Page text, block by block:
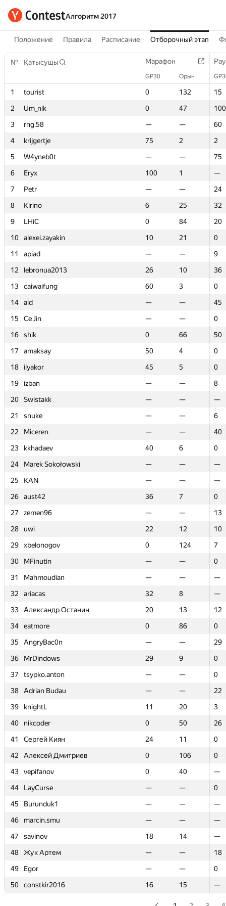
Алгоритм 2017
Положение Правила Расписание Отборочный этап
№ Қатысушы Марафон
GP30 Орын
1 tourist 0 132
15
2
Um_nik 0 47
100
3
rng.58 — —
60
4
krijgertje 75 2
2
5
W4yneb0t — —
75
6
Eryx 100 1
—
7
Petr — —
24
8
Kirino 6 25
32
9
LHiC 0 84
20
10
alexei.zayakin 10 21
0
11
apiad — —
9
12
lebronua2013 26 10
36
13
caiwaifung 60 3
0
14
aid — —
45
15
Ce Jin — —
0
16
shik 0 66
50
17
amaksay 50 4
0
18
ilyakor 45 5
0
19
izban — —
8
20
Swistakk — —
—
21
snuke — —
6
22
Miceren — —
40
23
kkhadaev 40 6
0
24
Marek Sokołowski — —
—
25
KAN — —
—
26
aust42 36 7
0
27
zemen96 — —
13
28
uwi 22 12
10
29
xbelonogov 0 124
7
30
MFinutin — —
0
31
Mahmoudian — —
—
32
ariacas 32 8
—
33
Александр Останин 20 13
12
34
eatmore 0 86
0
35
AngryBac0n — —
29
36
MrDindows 29 9
0
37
tsypko.anton — —
0
38
Adrian Budau — —
22
39
knightL 11 20
3
40
nikcoder 0 50
26
41
Сергей Киян 24 11
0
42
Алексей Дмитриев 0 106
0
43
vepifanov 0 40
—
44
LayCurse — —
0
45
Burunduk1 — —
—
46
marcin.smu — —
—
47
savinov 18 14
—
48
Жук Артем — —
18
49
Egor — —
0
50
constkir2016 16 15 —
№ Қатысушы Марафон
GP30 Орын
1 tourist 0 132
15
2
Um_nik 0 47
100
3
rng.58 — —
60
4
krijgertje 75 2
2
5
W4yneb0t — —
75
6
Eryx 100 1
—
7
Petr — —
24
8
Kirino 6 25
32
9
LHiC 0 84
20
10
alexei.zayakin 10 21
0
11
apiad — —
9
12
lebronua2013 26 10
36
13
caiwaifung 60 3
0
14
aid — —
45
15
Ce Jin — —
0
16
shik 0 66
50
17
amaksay 50 4
0
18
ilyakor 45 5
0
19
izban — —
8
20
Swistakk — —
—
21
snuke — —
6
22
Miceren — —
40
23
kkhadaev 40 6
0
24
Marek Sokołowski — —
—
25
KAN — —
—
26
aust42 36 7
0
27
zemen96 — —
13
28
uwi 22 12
10
29
xbelonogov 0 124
7
30
MFinutin — —
0
31
Mahmoudian — —
—
32
ariacas 32 8
—
33
Александр Останин 20 13
12
34
eatmore 0 86
0
35
AngryBac0n — —
29
36
MrDindows 29 9
0
37
tsypko.anton — —
0
38
Adrian Budau — —
22
39
knightL 11 20
3
40
nikcoder 0 50
26
41
Сергей Киян 24 11
0
42
Алексей Дмитриев 0 106
0
43
vepifanov 0 40
—
44
LayCurse — —
0
45
Burunduk1 — —
—
46
marcin.smu — —
—
47
savinov 18 14
—
48
Жук Артем — —
18
49
Egor — —
0
50
constkir2016 16 15 —